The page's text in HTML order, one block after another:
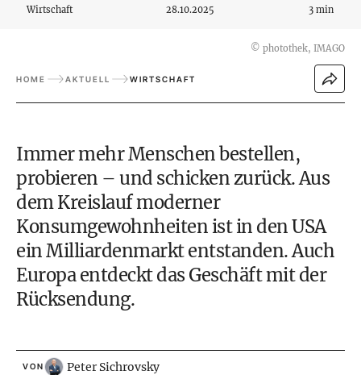
Wirtschaft 28.10.2025 3 min
© photothek, IMAGO
HOME AKTUELL WIRTSCHAFT
Immer mehr Menschen bestellen,
probieren – und schicken zurück. Aus
dem Kreislauf moderner
Konsumgewohnheiten ist in den USA
ein Milliardenmarkt entstanden. Auch
Europa entdeckt das Geschäft mit der
Rücksendung.
VON Peter Sichrovsky